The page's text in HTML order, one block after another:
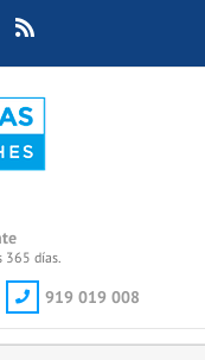
365 días.
919 019 008